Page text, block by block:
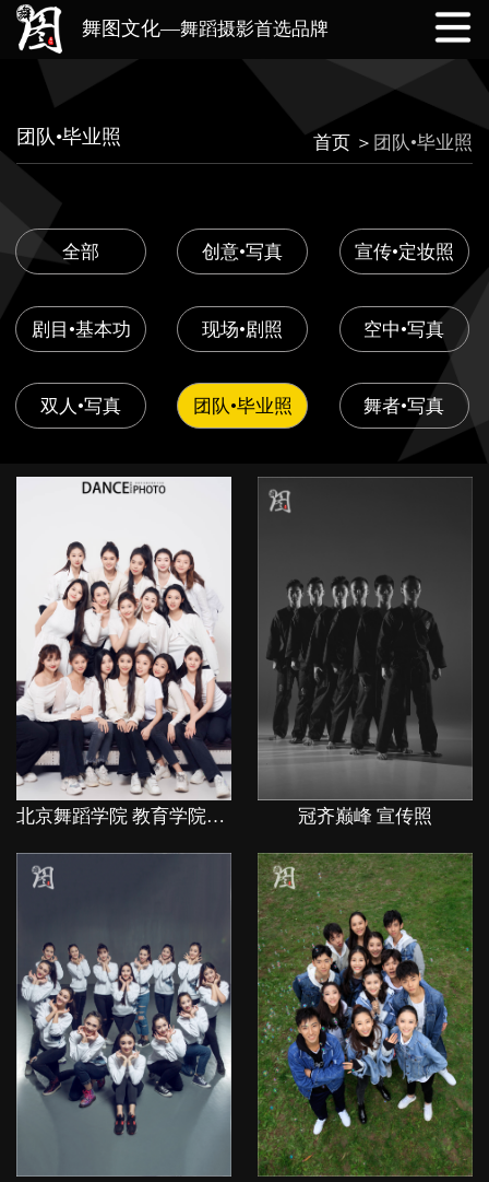
舞图文化—舞蹈摄影首选品牌
网站首页 公司简介 我们的团队
作品展示 业务范围 实时动态
联系我们
团队•毕业照 团队•毕业照
首页 ＞
全部 创意•写真 宣传•定妆照
剧目•基本功 现场•剧照 空中•写真
双人•写真 团队•毕业照 舞者•写真
北京舞蹈学院 教育学院20级 毕业照 冠齐巅峰 宣传照